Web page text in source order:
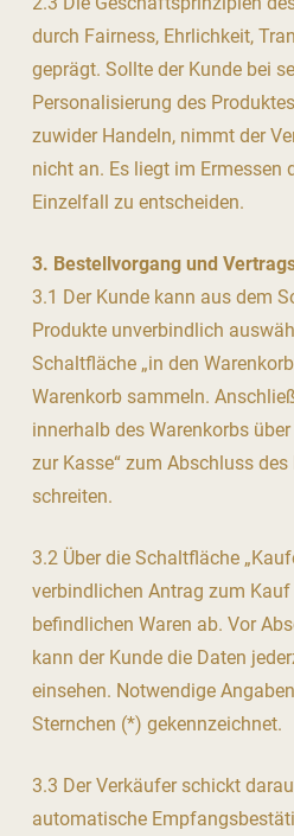
durch Fairness, Ehrlichkeit,
geprägt. Sollte der Kunde bei
Personalisierung des
zuwider Handeln, nimmt der
nicht an. Es liegt im Ermessen
Einzelfall zu entscheiden.
3. Bestellvorgang und
3.1 Der Kunde kann aus dem
Produkte unverbindlich
Schaltfläche „in den
Warenkorb sammeln.
innerhalb des Warenkorbs
zur Kasse“ zum Abschluss
schreiten.
3.2 Über die Schaltfläche
verbindlichen Antrag zum
befindlichen Waren ab. Vor
kann der Kunde die Daten
einsehen. Notwendige
Sternchen (*) gekennzeichnet.
3.3 Der Verkäufer schickt
automatische